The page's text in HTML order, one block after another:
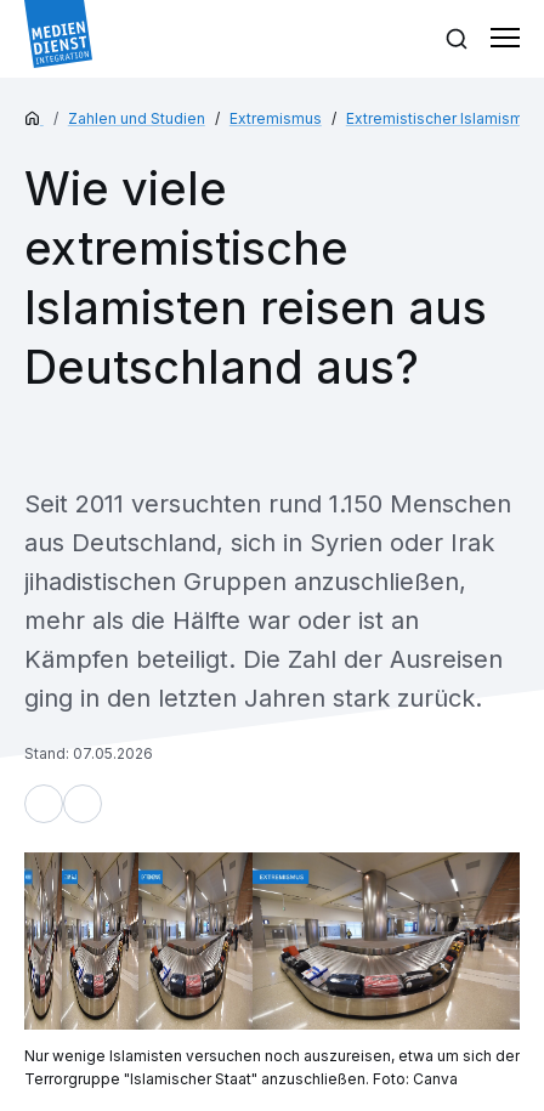
Zahlen und Studien Extremismus Extremistischer Islamismus
Wie viele
extremistische
Islamisten reisen aus
Deutschland aus?
Nur wenige Islamisten versuchen noch auszureisen, etwa um sich der
Terrorgruppe "Islamischer Staat" anzuschließen. Foto: Canva
Seit 2011 versuchten rund 1.150 Menschen
aus Deutschland, sich in Syrien oder Irak
jihadistischen Gruppen anzuschließen,
mehr als die Hälfte war oder ist an
Kämpfen beteiligt. Die Zahl der Ausreisen
ging in den letzten Jahren stark zurück.
Stand: 07.05.2026